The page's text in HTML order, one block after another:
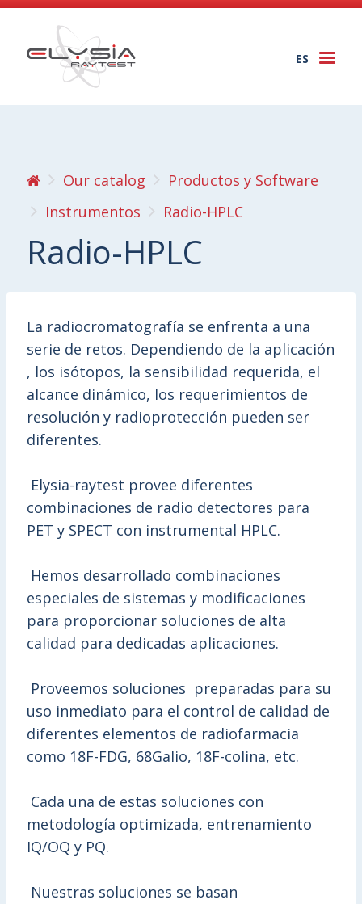
ES
Our catalog
Productos y Software
Instrumentos
Radio-HPLC
Radio-HPLC
La radiocromatografía se enfrenta a una
serie de retos. Dependiendo de la aplicación
, los isótopos, la sensibilidad requerida, el
alcance dinámico, los requerimientos de
resolución y radioprotección pueden ser
diferentes.
Elysia-raytest provee diferentes
combinaciones de radio detectores para
PET y SPECT con instrumental HPLC.
Hemos desarrollado combinaciones
especiales de sistemas y modificaciones
para proporcionar soluciones de alta
calidad para dedicadas aplicaciones.
Proveemos soluciones preparadas para su
uso inmediato para el control de calidad de
diferentes elementos de radiofarmacia
como 18F-FDG, 68Galio, 18F-colina, etc.
Cada una de estas soluciones con
metodología optimizada, entrenamiento
IQ/OQ y PQ.
Nuestras soluciones se basan